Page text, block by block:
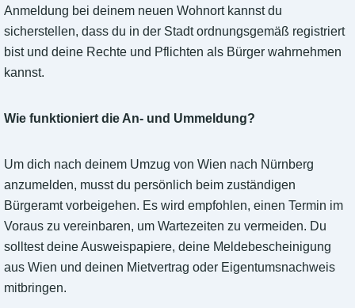
Anmeldung bei deinem neuen Wohnort kannst du
sicherstellen, dass du in der Stadt ordnungsgemäß registriert
bist und deine Rechte und Pflichten als Bürger wahrnehmen
kannst.
Wie funktioniert die An- und Ummeldung?
Um dich nach deinem Umzug von Wien nach Nürnberg
anzumelden, musst du persönlich beim zuständigen
Bürgeramt vorbeigehen. Es wird empfohlen, einen Termin im
Voraus zu vereinbaren, um Wartezeiten zu vermeiden. Du
solltest deine Ausweispapiere, deine Meldebescheinigung
aus Wien und deinen Mietvertrag oder Eigentumsnachweis
mitbringen.